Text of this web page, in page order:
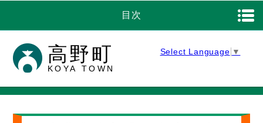
高野町
KOYA TOWN
Select Language ▼
目次